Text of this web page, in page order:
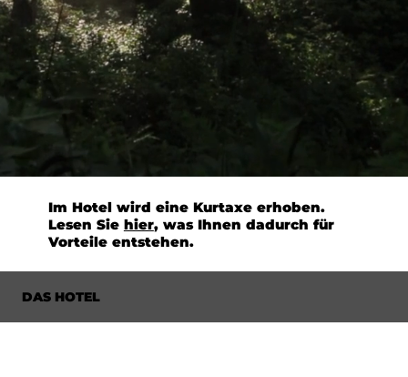
Im Hotel wird eine Kurtaxe erhoben.
Lesen Sie hier, was Ihnen dadurch für
Vorteile entstehen.
DAS HOTEL